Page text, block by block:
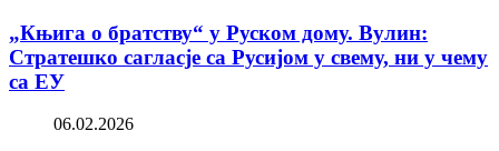
„Књига о братству“ у Руском дому. Вулин:
Стратешко сагласје са Русијом у свему, ни у чему
са ЕУ
06.02.2026